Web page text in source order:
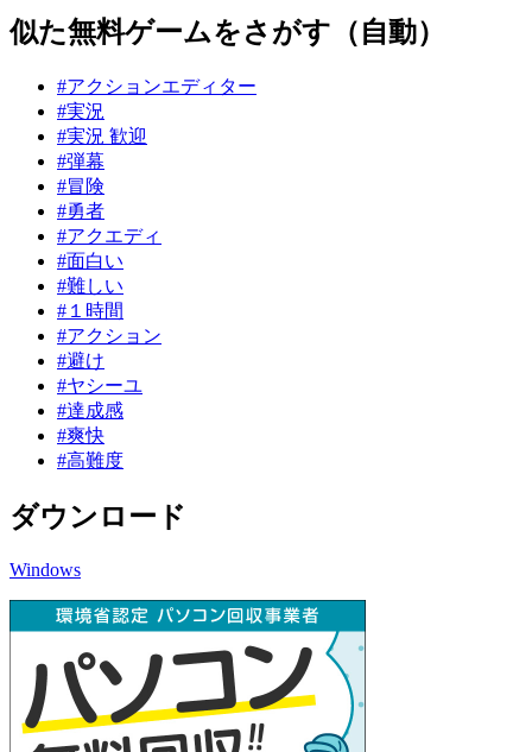
似た無料ゲームをさがす（自動）
#アクションエディター
#実況
#実況 歓迎
#弾幕
#冒険
#勇者
#アクエディ
#面白い
#難しい
#１時間
#アクション
#避け
#ヤシーユ
#達成感
#爽快
#高難度
ダウンロード
Windows